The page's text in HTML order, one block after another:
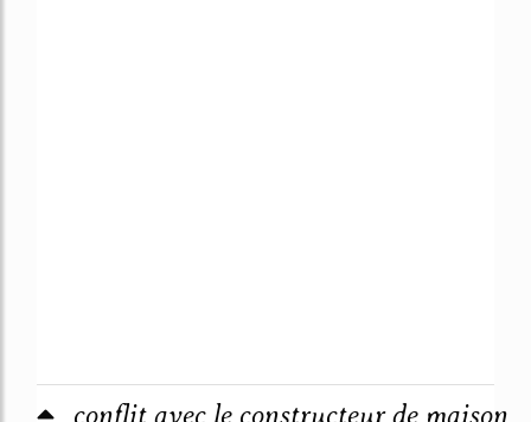
conflit avec le constructeur de maison